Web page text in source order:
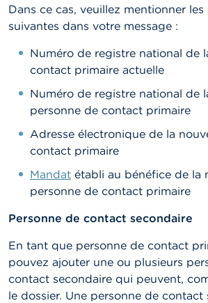
Dans ce cas, veuillez mentionner
suivantes dans votre message :
Numéro de registre national de
contact primaire actuelle
Numéro de registre national de
personne de contact primaire
Adresse électronique de la
contact primaire
Mandat établi au bénéfice de la
personne de contact primaire
Personne de contact secondaire
En tant que personne de contact
pouvez ajouter une ou plusieurs
contact secondaire qui peuvent,
le dossier. Une personne de contact